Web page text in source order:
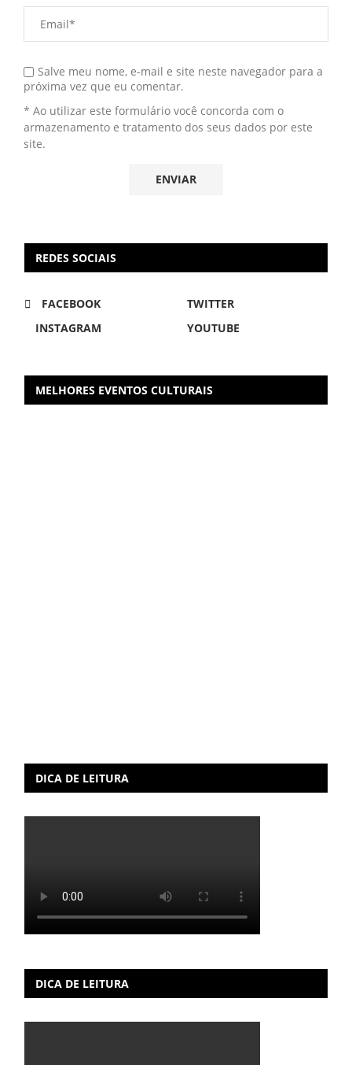
Salve meu nome, e-mail e site neste navegador para a
próxima vez que eu comentar.
* Ao utilizar este formulário você concorda com o
armazenamento e tratamento dos seus dados por este
site.
REDES SOCIAIS
FACEBOOK
TWITTER
INSTAGRAM
YOUTUBE
MELHORES EVENTOS CULTURAIS
DICA DE LEITURA
DICA DE LEITURA